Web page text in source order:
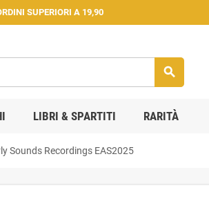
SUPERIORI A 19,90
search
LIBRI & SPARTITI RARITÀ
Sounds Recordings EAS2025